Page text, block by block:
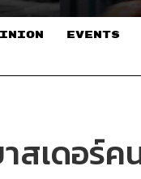
EVENTS
สเดอร์